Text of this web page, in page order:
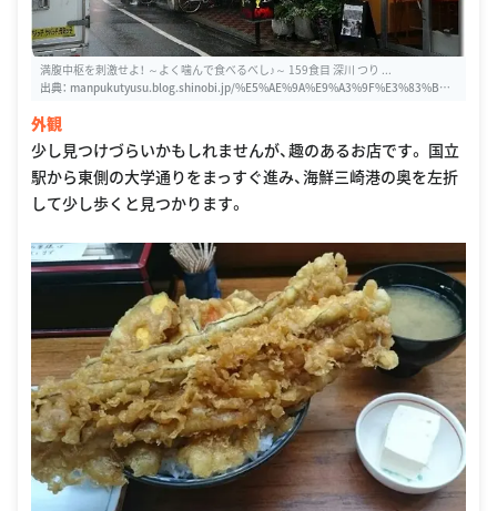
満腹中枢を刺激せよ！ ～よく噛んで食べるべし♪～ 159食目 深川 つり ...
出典： manpukutyusu.blog.shinobi.jp/%E5%AE%9A%E9%A3%9F%E3%83%BB%
7%9D%20%E3%81%A4%E3%82%8A%E8%88%9F%E3%80%80%E7%A9%B4%
E5%AD%90%E5%A4%A9%E4%B8%BC
外観
少し見つけづらいかもしれませんが、趣のあるお店です。 国立
駅から東側の大学通りをまっすぐ進み、海鮮三崎港の奥を左折
して少し歩くと見つかります。